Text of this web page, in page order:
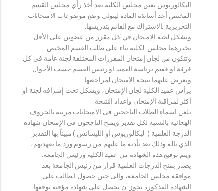
البكالوريوس يعين مجلس الكلية بعد أخذ رأي مجلس القسم
المختص أحد أساتذة المادة ليتولى وضع موضوعات الامتحانات
التحريرية بالاشتراك مع القائم بتدريسها.
وتشكل لجنة الإمتحان في كل مقرر من عضوين على الأقل
يختارهما مجلس الكلية بناء على طلب القسم المختص.
وتتكون من لجان إمتحان المقررات المختلفة لجنة عامة في كل
فرقة او قسم برئاسة العميد او رئيس القسم حسب الأحوال
وتعرض عليهما نتيجة الإمتحان لمراجعتها.
يرأس عميد الكلية لجان الإمتحان، ويشكل تحت إشرافه لجنة او
أكثر لمراقبة الإمتحان وإعداد النتيجة.
تلعن اسماء الطلاب الناجحين فى الامتحانات مرتبة بالحروف
الهجائيه بالنسبة لكل تقدير ويمنح الناجحون في الإمتحان شهادة
الدرجة العلمية ( البكالوريوس أو الليسانس ) مبيناً بها التقدير
الذي ناله وذلك بعد تأدية ما عليهم من رسوم ورد ما بعهدتهم،
ويتم توقيع هذه الشهادة من عميد الكلية ورئيس الجامعة.
يصدر بمنح الدرجات العلمية قرار من رئيس الجامعة بعد
موافقة مجلس الجامعة، وإلى حين حصول الطالب على
الشهادة المذكورة يجوز أن يحصل على شهادة مؤقتة يوقعها